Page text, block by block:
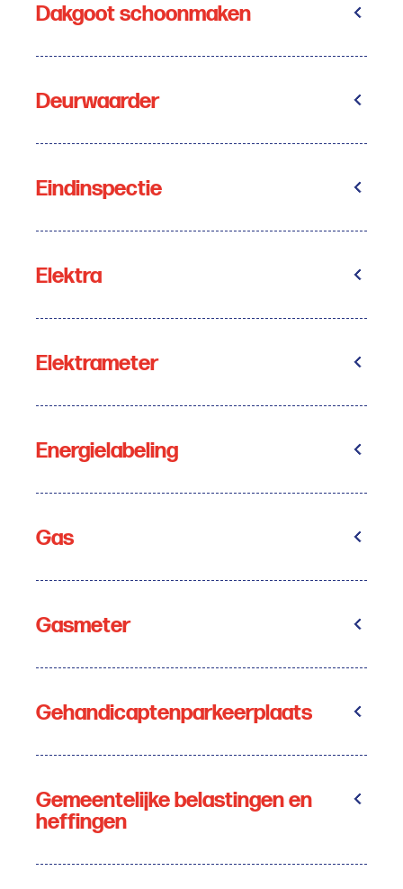
Dakgoot schoonmaken
Deurwaarder
Eindinspectie
Elektra
Elektrameter
Energielabeling
Gas
Gasmeter
Gehandicaptenparkeerplaats
Gemeentelijke belastingen en
heffingen